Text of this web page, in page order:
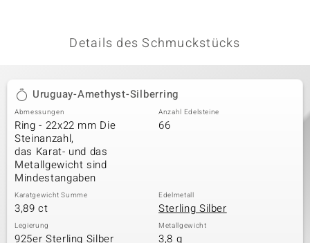
Details des Schmuckstücks
Uruguay-Amethyst-Silberring
Abmessungen
Ring - 22x22 mm Die
Steinanzahl,
das Karat- und das
Metallgewicht sind
Mindestangaben
Anzahl Edelsteine
66
Karatgewicht Summe
3,89 ct
Edelmetall
Sterling Silber
Legierung
925er Sterling Silber
Metallgewicht
3,8 g